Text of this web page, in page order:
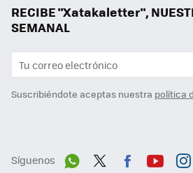
RECIBE "Xatakaletter",
SEMANAL
Suscribiéndote aceptas nuestra política
Síguenos